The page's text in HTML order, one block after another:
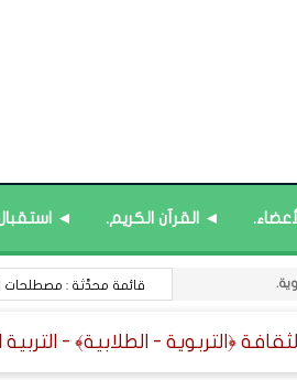
◄ القرآن الكريم. ◄
قائمة محدَّثة : مصطلحات